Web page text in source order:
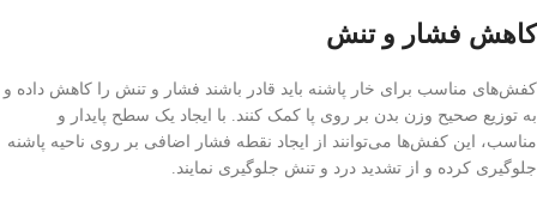
کاهش فشار و تنش
کفش‌های مناسب برای خار پاشنه باید قادر باشند فشار و تنش را کاهش داده و
به توزیع صحیح وزن بدن بر روی پا کمک کنند. با ایجاد یک سطح پایدار و
مناسب، این کفش‌ها می‌توانند از ایجاد نقطه فشار اضافی بر روی ناحیه پاشنه
جلوگیری کرده و از تشدید درد و تنش جلوگیری نمایند.